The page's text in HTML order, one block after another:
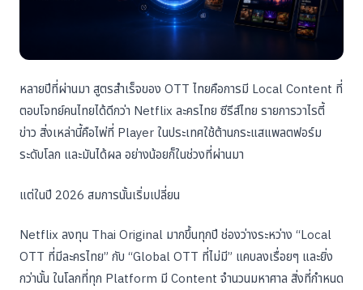
หลายปีที่ผ่านมา สูตรสำเร็จของ OTT ไทยคือการมี Local Content ที่
ตอบโจทย์คนไทยได้ดีกว่า Netflix ละครไทย ซีรีส์ไทย รายการวาไรตี้
ข่าว สิ่งเหล่านี้คือไพ่ที่ Player ในประเทศใช้ต้านกระแสแพลตฟอร์ม
ระดับโลก และมันได้ผล อย่างน้อยก็ในช่วงที่ผ่านมา
แต่ในปี 2026 สมการนั้นเริ่มเปลี่ยน
Netflix ลงทุน Thai Original มากขึ้นทุกปี ช่องว่างระหว่าง “Local
OTT ที่มีละครไทย” กับ “Global OTT ที่ไม่มี” แคบลงเรื่อยๆ และยิ่ง
กว่านั้น ในโลกที่ทุก Platform มี Content จำนวนมหาศาล สิ่งที่กำหนด